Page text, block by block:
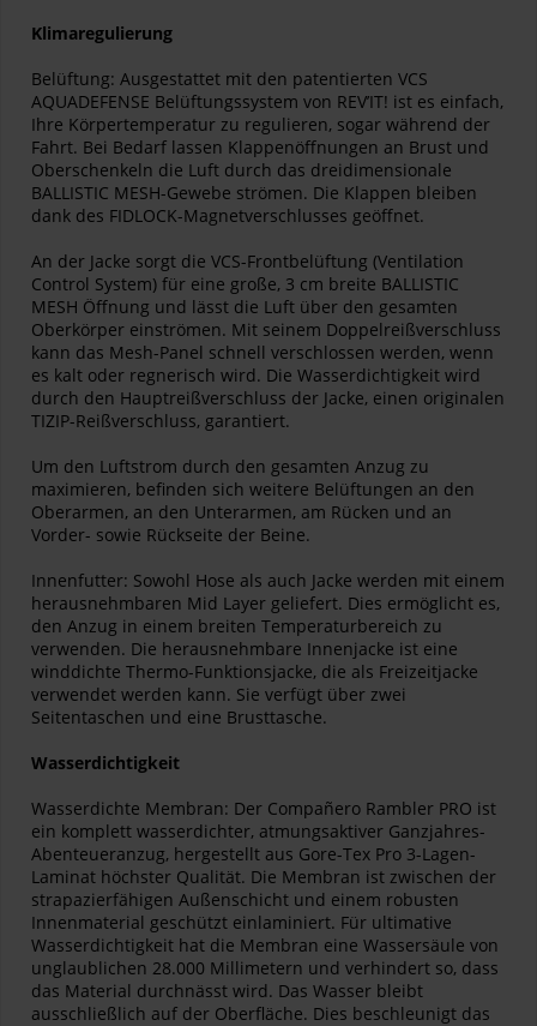
Klimaregulierung
Belüftung: Ausgestattet mit den patentierten VCS
AQUADEFENSE Belüftungssystem von REV’IT! ist es einfach,
Ihre Körpertemperatur zu regulieren, sogar während der
Fahrt. Bei Bedarf lassen Klappenöffnungen an Brust und
Oberschenkeln die Luft durch das dreidimensionale
BALLISTIC MESH-Gewebe strömen. Die Klappen bleiben
dank des FIDLOCK-Magnetverschlusses geöffnet.
An der Jacke sorgt die VCS-Frontbelüftung (Ventilation
Control System) für eine große, 3 cm breite BALLISTIC
MESH Öffnung und lässt die Luft über den gesamten
Oberkörper einströmen. Mit seinem Doppelreißverschluss
kann das Mesh-Panel schnell verschlossen werden, wenn
es kalt oder regnerisch wird. Die Wasserdichtigkeit wird
durch den Hauptreißverschluss der Jacke, einen originalen
TIZIP-Reißverschluss, garantiert.
Um den Luftstrom durch den gesamten Anzug zu
maximieren, befinden sich weitere Belüftungen an den
Oberarmen, an den Unterarmen, am Rücken und an
Vorder- sowie Rückseite der Beine.
Innenfutter: Sowohl Hose als auch Jacke werden mit einem
herausnehmbaren Mid Layer geliefert. Dies ermöglicht es,
den Anzug in einem breiten Temperaturbereich zu
verwenden. Die herausnehmbare Innenjacke ist eine
winddichte Thermo-Funktionsjacke, die als Freizeitjacke
verwendet werden kann. Sie verfügt über zwei
Seitentaschen und eine Brusttasche.
Wasserdichtigkeit
Wasserdichte Membran: Der Compañero Rambler PRO ist
ein komplett wasserdichter, atmungsaktiver Ganzjahres-
Abenteueranzug, hergestellt aus Gore-Tex Pro 3-Lagen-
Laminat höchster Qualität. Die Membran ist zwischen der
strapazierfähigen Außenschicht und einem robusten
Innenmaterial geschützt einlaminiert. Für ultimative
Wasserdichtigkeit hat die Membran eine Wassersäule von
unglaublichen 28.000 Millimetern und verhindert so, dass
das Material durchnässt wird. Das Wasser bleibt
ausschließlich auf der Oberfläche. Dies beschleunigt das